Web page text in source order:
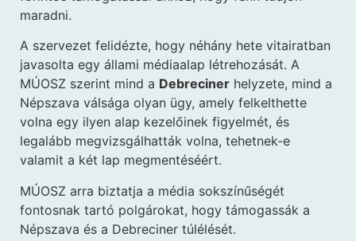
maradni.
A szervezet felidézte, hogy néhány hete vitairatban
javasolta egy állami médiaalap létrehozását. A
MÚOSZ szerint mind a Debreciner helyzete, mind a
Népszava válsága olyan ügy, amely felkelthette
volna egy ilyen alap kezelőinek figyelmét, és
legalább megvizsgálhatták volna, tehetnek-e
valamit a két lap megmentéséért.
MÚOSZ arra biztatja a média sokszínűségét
fontosnak tartó polgárokat, hogy támogassák a
Népszava és a Debreciner túlélését.